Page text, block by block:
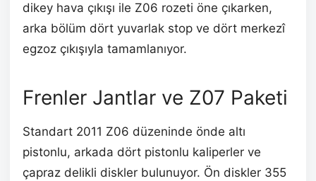
dikey hava çıkışı ile Z06 rozeti öne çıkarken,
arka bölüm dört yuvarlak stop ve dört merkezî
egzoz çıkışıyla tamamlanıyor.
Frenler Jantlar ve Z07 Paketi
Standart 2011 Z06 düzeninde önde altı
pistonlu, arkada dört pistonlu kaliperler ve
çapraz delikli diskler bulunuyor. Ön diskler 355